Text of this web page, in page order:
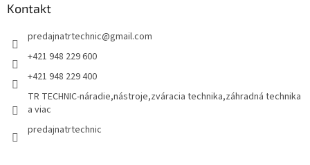
Kontakt
predajnatrtechnic@gmail.com
+421 948 229 600
+421 948 229 400
TR TECHNIC-náradie,nástroje,zváracia technika,záhradná technika
a viac
predajnatrtechnic